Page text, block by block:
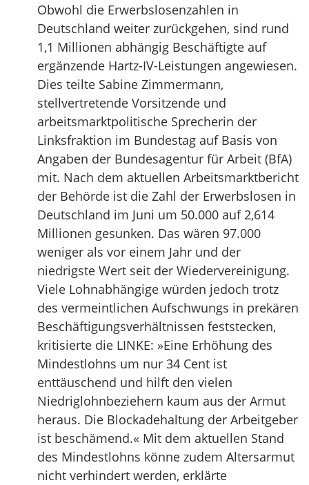
Obwohl die Erwerbslosenzahlen in
Deutschland weiter zurückgehen, sind rund
1,1 Millionen abhängig Beschäftigte auf
ergänzende Hartz-IV-Leistungen angewiesen.
Dies teilte Sabine Zimmermann,
stellvertretende Vorsitzende und
arbeitsmarktpolitische Sprecherin der
Linksfraktion im Bundestag auf Basis von
Angaben der Bundesagentur für Arbeit (BfA)
mit. Nach dem aktuellen Arbeitsmarktbericht
der Behörde ist die Zahl der Erwerbslosen in
Deutschland im Juni um 50.000 auf 2,614
Millionen gesunken. Das wären 97.000
weniger als vor einem Jahr und der
niedrigste Wert seit der Wiedervereinigung.
Viele Lohnabhängige würden jedoch trotz
des vermeintlichen Aufschwungs in prekären
Beschäftigungsverhältnissen feststecken,
kritisierte die LINKE: »Eine Erhöhung des
Mindestlohns um nur 34 Cent ist
enttäuschend und hilft den vielen
Niedriglohnbeziehern kaum aus der Armut
heraus. Die Blockadehaltung der Arbeitgeber
ist beschämend.« Mit dem aktuellen Stand
des Mindestlohns könne zudem Altersarmut
nicht verhindert werden, erklärte